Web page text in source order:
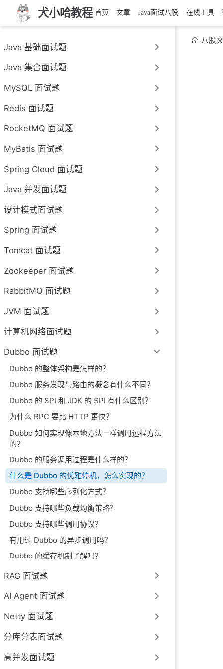
犬小哈教程 首页 文章 Java面试八股 在线工具
Java 基础面试题
Java 集合面试题
MySQL 面试题
Redis 面试题
RocketMQ 面试题
MyBatis 面试题
Spring Cloud 面试题
Java 并发面试题
设计模式面试题
Spring 面试题
Tomcat 面试题
Zookeeper 面试题
RabbitMQ 面试题
JVM 面试题
计算机网络面试题
Dubbo 面试题
Dubbo 的整体架构是怎样的？
Dubbo 服务发现与路由的概念有什么不同？
Dubbo 的 SPI 和 JDK 的 SPI 有什么区别？
为什么 RPC 要比 HTTP 更快？
Dubbo 如何实现像本地方法一样调用远程方法
的？
Dubbo 的服务调用过程是什么样的？
什么是 Dubbo 的优雅停机，怎么实现的？
Dubbo 支持哪些序列化方式？
Dubbo 支持哪些负载均衡策略？
Dubbo 支持哪些调用协议？
有用过 Dubbo 的异步调用吗？
Dubbo 的缓存机制了解吗？
RAG 面试题
AI Agent 面试题
Netty 面试题
分库分表面试题
高并发面试题
八股文